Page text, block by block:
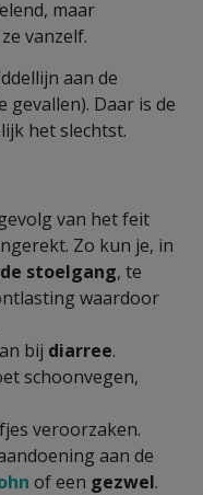
maar
vanzelf.
aan de
gevallen). Daar is de
het slechtst.
van het feit
Zo kun je, in
stoelgang, te
waardoor
bij diarree.
schoonvegen,
veroorzaken.
aan de
of een gezwel.